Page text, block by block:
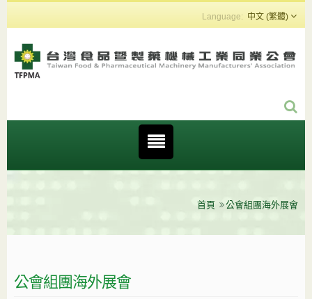
中文 (繁體)
首頁 公會組團海外展會
公會組團海外展會